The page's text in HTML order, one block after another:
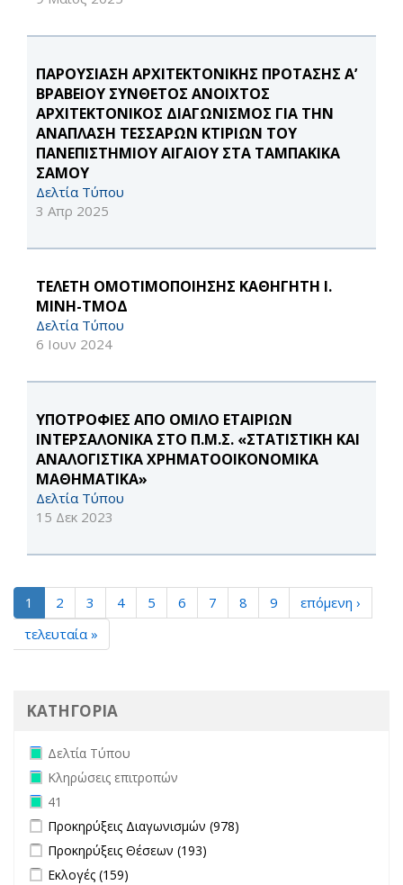
ΠΑΡΟΥΣΙΑΣΗ ΑΡΧΙΤΕΚΤΟΝΙΚΗΣ ΠΡΟΤΑΣΗΣ Α’
ΒΡΑΒΕΙΟΥ ΣΥΝΘΕΤΟΣ ΑΝΟΙΧΤΟΣ
ΑΡΧΙΤΕΚΤΟΝΙΚΟΣ ΔΙΑΓΩΝΙΣΜΟΣ ΓΙΑ ΤΗΝ
ΑΝΑΠΛΑΣΗ ΤΕΣΣΑΡΩΝ ΚΤΙΡΙΩΝ ΤΟΥ
ΠΑΝΕΠΙΣΤΗΜΙΟΥ ΑΙΓΑΙΟΥ ΣΤΑ ΤΑΜΠΑΚΙΚΑ
ΣΑΜΟΥ
Δελτία Τύπου
3 Απρ 2025
TΕΛΕΤΗ ΟΜΟΤΙΜΟΠΟΙΗΣΗΣ ΚΑΘΗΓΗΤΗ Ι.
ΜΙΝΗ-ΤΜΟΔ
Δελτία Τύπου
6 Ιουν 2024
ΥΠΟΤΡΟΦΙΕΣ ΑΠΟ ΟΜΙΛΟ ΕΤΑΙΡΙΩΝ
ΙΝΤΕΡΣΑΛΟΝΙΚΑ ΣΤΟ Π.Μ.Σ. «ΣΤΑΤΙΣΤΙΚΗ ΚΑΙ
ΑΝΑΛΟΓΙΣΤΙΚΑ ΧΡΗΜΑΤΟΟΙΚΟΝΟΜΙΚΑ
ΜΑΘΗΜΑΤΙΚΑ»
Δελτία Τύπου
15 Δεκ 2023
1 2 3 4 5 6 7 8 9
επόμενη ›
τελευταία »
ΚΑΤΗΓΟΡΙΑ
Remove Δελτία Τύπου filter
Δελτία Τύπου
Remove Κληρώσεις επιτροπών filter
Κληρώσεις επιτροπών
Remove 41 filter
41
Apply Προκηρύξεις Διαγωνισμών filter
Προκηρύξεις Διαγωνισμών (978)
Apply Προκηρύξεις Θέσεων filter
Προκηρύξεις Θέσεων (193)
Apply Εκλογές filter
Εκλογές (159)